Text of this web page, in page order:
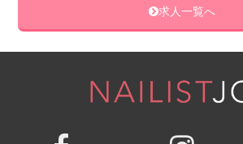
求人一覧へ